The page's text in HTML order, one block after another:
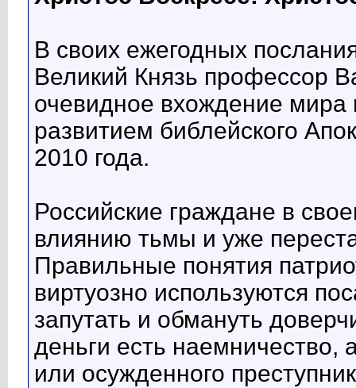
В своих ежегодных
Великий Князь профессор
очевидное вхождение мира
развитием библейского
2010 года.
Российские граждане в
влиянию тьмы и уже
Правильные понятия
виртуозно используются
запутать и обмануть
деньги есть
или осужденного